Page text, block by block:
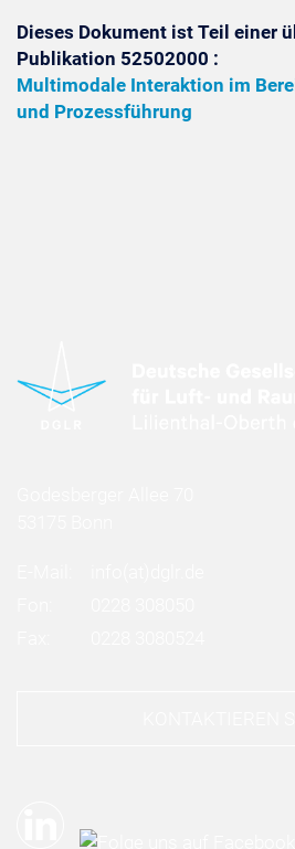
Dieses Dokument ist Teil einer
Publikation 52502000 :
Multimodale Interaktion im
und Prozessführung